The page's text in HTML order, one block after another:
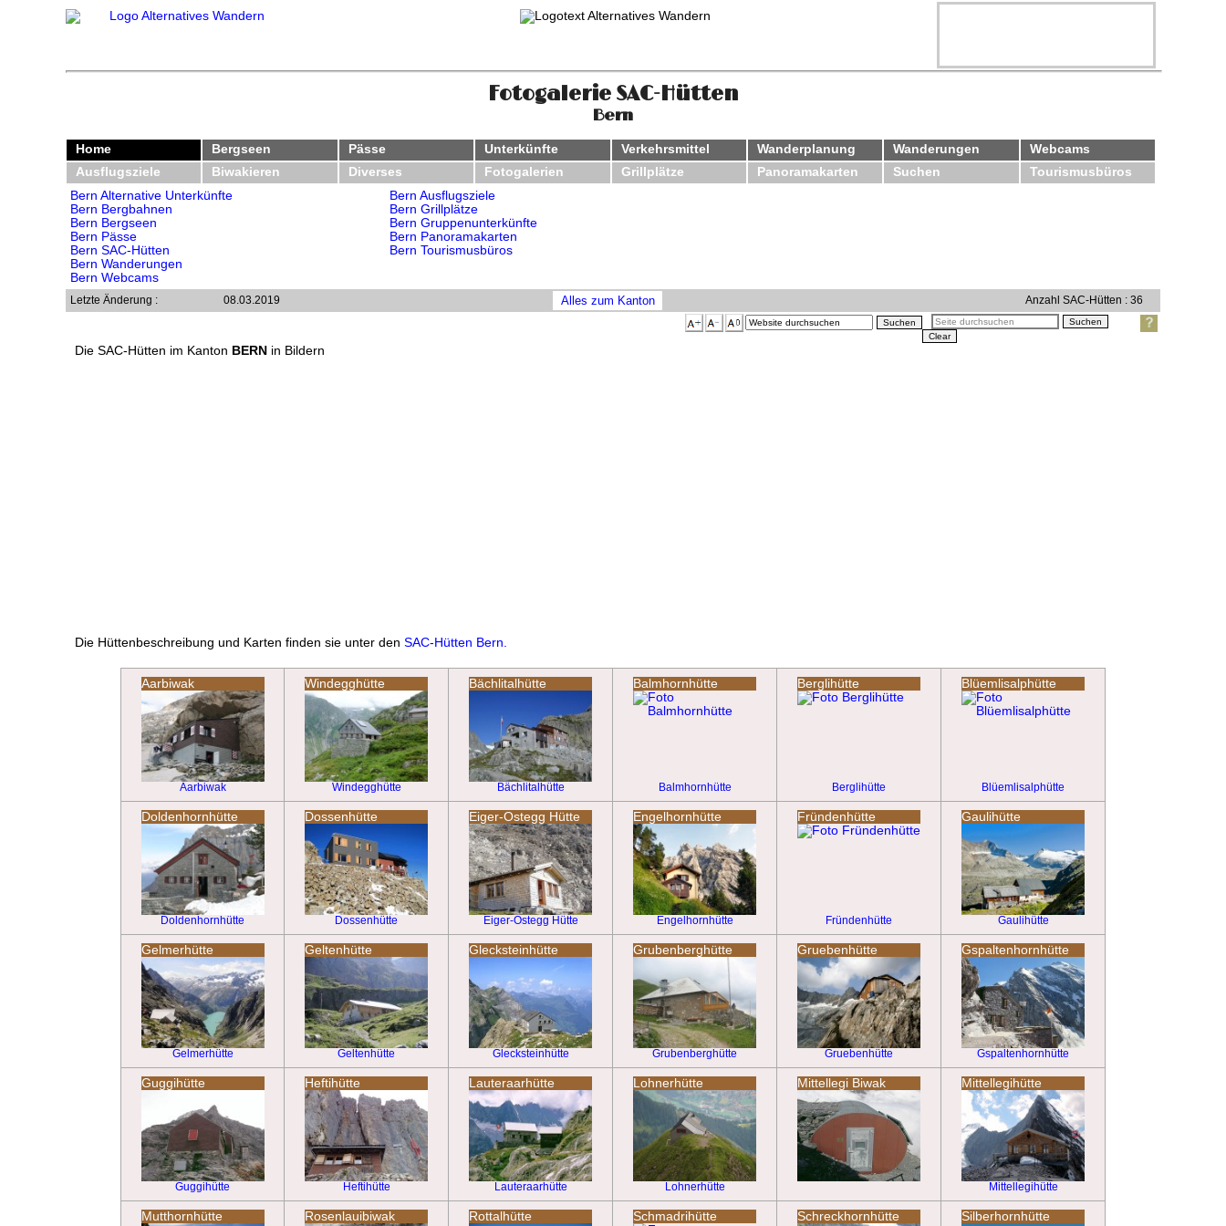
Fotogalerie SAC-Hütten
Bern
Home Bergseen Pässe Unterkünfte Verkehrsmittel Wanderplanung Wanderungen
Webcams
Ausflugsziele
Biwakieren Diverses Fotogalerien Grillplätze Panoramakarten Suchen
Tourismusbüros
Bern Alternative Unterkünfte
Bern Bergbahnen
Bern Bergseen
Bern Pässe
Bern SAC-Hütten
Bern Wanderungen
Bern Webcams
Bern Ausflugsziele
Bern Grillplätze
Bern Gruppenunterkünfte
Bern Panoramakarten
Bern Tourismusbüros
Letzte Änderung : 08.03.2019 Alles zum Kanton Anzahl SAC-Hütten : 36
Die SAC-Hütten im Kanton BERN in Bildern
Die Hüttenbeschreibung und Karten finden sie unter den SAC-Hütten Bern.
Aarbiwak
Aarbiwak
Windegghütte
Windegghütte
Bächlitalhütte
Bächlitalhütte
Balmhornhütte
Balmhornhütte
Berglihütte
Berglihütte
Blüemlisalphütte
Blüemlisalphütte
Doldenhornhütte
Doldenhornhütte
Dossenhütte
Dossenhütte
Eiger-Ostegg Hütte
Eiger-Ostegg Hütte
Engelhornhütte
Engelhornhütte
Fründenhütte
Fründenhütte
Gaulihütte
Gaulihütte
Gelmerhütte
Gelmerhütte
Geltenhütte
Geltenhütte
Glecksteinhütte
Glecksteinhütte
Grubenberghütte
Grubenberghütte
Gruebenhütte
Gruebenhütte
Gspaltenhornhütte
Gspaltenhornhütte
Guggihütte
Guggihütte
Heftihütte
Heftihütte
Lauteraarhütte
Lauteraarhütte
Lohnerhütte
Lohnerhütte
Mittellegi Biwak Mittellegihütte
Mittellegihütte
Mutthornhütte Rosenlauibiwak Rottalhütte Schmadrihütte Schreckhornhütte Silberhornhütte